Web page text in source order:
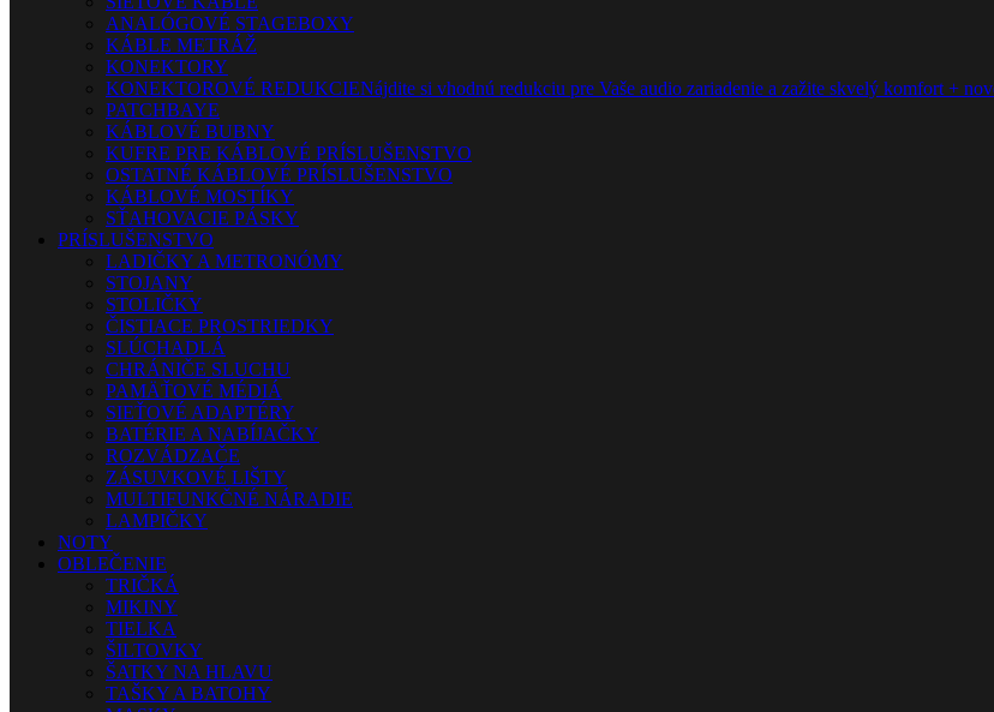
ANALÓGOVÉ STAGEBOXY
KÁBLE METRÁŽ
KONEKTORY
KONEKTOROVÉ REDUKCIENájdite si vhodnú redukciu pre Vaše audio zariadenie a zažite skvelý komfort +
PATCHBAYE
KÁBLOVÉ BUBNY
KUFRE PRE KÁBLOVÉ PRÍSLUŠENSTVO
OSTATNÉ KÁBLOVÉ PRÍSLUŠENSTVO
KÁBLOVÉ MOSTÍKY
SŤAHOVACIE PÁSKY
PRÍSLUŠENSTVO
LADIČKY A METRONÓMY
STOJANY
STOLIČKY
ČISTIACE PROSTRIEDKY
SLÚCHADLÁ
CHRÁNIČE SLUCHU
PAMÄŤOVÉ MÉDIÁ
SIEŤOVÉ ADAPTÉRY
BATÉRIE A NABÍJAČKY
ROZVÁDZAČE
ZÁSUVKOVÉ LIŠTY
MULTIFUNKČNÉ NÁRADIE
LAMPIČKY
NOTY
OBLEČENIE
TRIČKÁ
MIKINY
TIELKA
ŠILTOVKY
ŠATKY NA HLAVU
TAŠKY A BATOHY